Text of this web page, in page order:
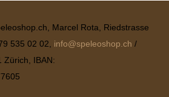
Marcel Rota, Riedstrasse
535 02 02, info@speleoshop.ch /
Zürich, IBAN: